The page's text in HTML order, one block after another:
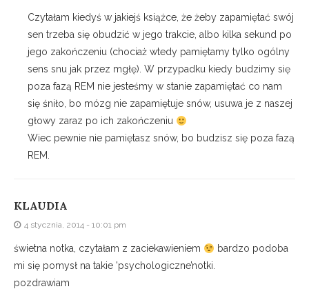
Czytałam kiedyś w jakiejś książce, że żeby zapamiętać swój
sen trzeba się obudzić w jego trakcie, albo kilka sekund po
jego zakończeniu (chociaż wtedy pamiętamy tylko ogólny
sens snu jak przez mgłę). W przypadku kiedy budzimy się
poza fazą REM nie jesteśmy w stanie zapamiętać co nam
się śniło, bo mózg nie zapamiętuje snów, usuwa je z naszej
głowy zaraz po ich zakończeniu
Wiec pewnie nie pamiętasz snów, bo budzisz się poza fazą
REM.
KLAUDIA
4 stycznia, 2014 - 10:01 pm
świetna notka, czytałam z zaciekawieniem
bardzo podoba
mi się pomysł na takie 'psychologiczne’notki.
pozdrawiam